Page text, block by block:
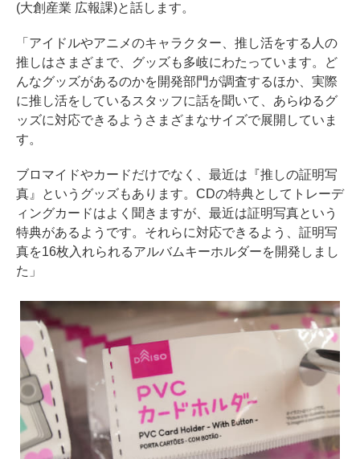
(大創産業 広報課)と話します。
「アイドルやアニメのキャラクター、推し活をする人の
推しはさまざまで、グッズも多岐にわたっています。ど
んなグッズがあるのかを開発部門が調査するほか、実際
に推し活をしているスタッフに話を聞いて、あらゆるグ
ッズに対応できるようさまざまなサイズで展開していま
す。
ブロマイドやカードだけでなく、最近は『推しの証明写
真』というグッズもあります。CDの特典としてトレーデ
ィングカードはよく聞きますが、最近は証明写真という
特典があるようです。それらに対応できるよう、証明写
真を16枚入れられるアルバムキーホルダーを開発しまし
た」